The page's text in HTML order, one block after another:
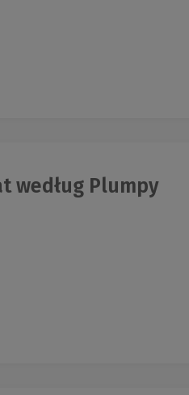
według Plumpy